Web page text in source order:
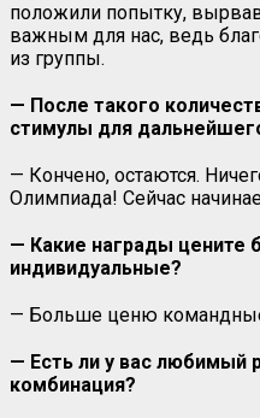
положили попытку,
важным для нас, ведь
из группы.
— После такого
стимулы для
— Кончено, остаются.
Олимпиада! Сейчас
— Какие награды цените
индивидуальные?
— Больше ценю
— Есть ли у вас любимый
комбинация?